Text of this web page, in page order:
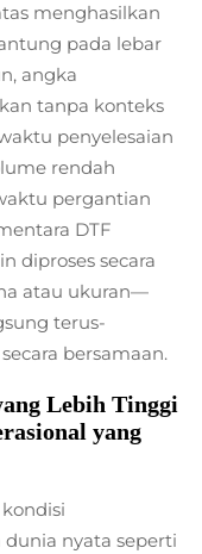
menghasilkan
pada lebar
angka
tanpa konteks
penyelesaian
rendah
pergantian
DTF
diproses secara
atau ukuran—
terus-
bersamaan.
Lebih Tinggi
yang
nyata seperti